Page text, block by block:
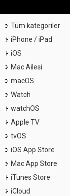
Tüm kategoriler
iPhone / iPad
iOS
Mac Ailesi
macOS
Watch
watchOS
Apple TV
tvOS
iOS App Store
Mac App Store
iTunes Store
iCloud